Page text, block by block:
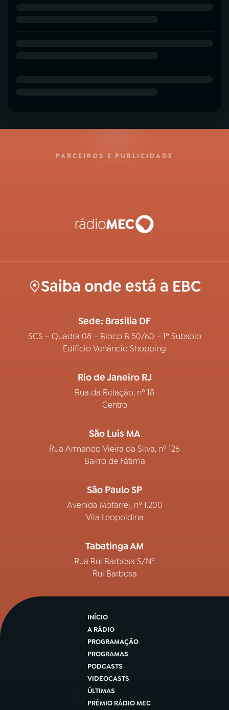
PARCEIROS E PUBLICIDADE
Saiba onde está a EBC
Sede: Brasília DF
SCS – Quadra 08 – Bloco B 50/60 – 1º Subsolo
Edifício Venâncio Shopping
Rio de Janeiro RJ
Rua da Relação, nº 18
Centro
São Luís MA
Rua Armando Vieira da Silva, nº 126
Bairro de Fátima
São Paulo SP
Avenida Mofarrej, nº 1.200
Vila Leopoldina
Tabatinga AM
Rua Rui Barbosa S/Nº
Rui Barbosa
INÍCIO
A RÁDIO
PROGRAMAÇÃO
PROGRAMAS
PODCASTS
VIDEOCASTS
ÚLTIMAS
PRÊMIO RÁDIO MEC